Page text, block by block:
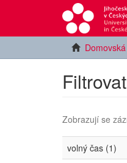
Zobrazují se
volný čas (1)